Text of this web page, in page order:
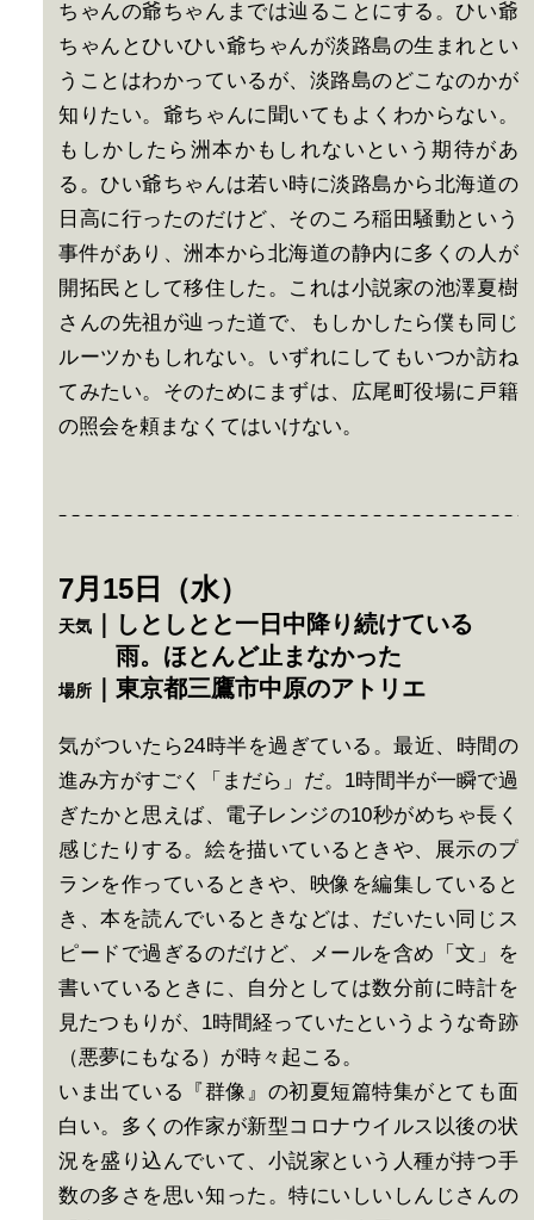
ちゃんの爺ちゃんまでは辿ることにする。ひい爺
ちゃんとひいひい爺ちゃんが淡路島の生まれとい
うことはわかっているが、淡路島のどこなのかが
知りたい。爺ちゃんに聞いてもよくわからない。
もしかしたら洲本かもしれないという期待があ
る。ひい爺ちゃんは若い時に淡路島から北海道の
日高に行ったのだけど、そのころ稲田騒動という
事件があり、洲本から北海道の静内に多くの人が
開拓民として移住した。これは小説家の池澤夏樹
さんの先祖が辿った道で、もしかしたら僕も同じ
ルーツかもしれない。いずれにしてもいつか訪ね
てみたい。そのためにまずは、広尾町役場に戸籍
の照会を頼まなくてはいけない。
7月15日（水）
天気
｜しとしとと一日中降り続けている
雨。ほとんど止まなかった
場所 ｜東京都三鷹市中原のアトリエ
気がついたら24時半を過ぎている。最近、時間の
進み方がすごく「まだら」だ。1時間半が一瞬で過
ぎたかと思えば、電子レンジの10秒がめちゃ長く
感じたりする。絵を描いているときや、展示のプ
ランを作っているときや、映像を編集していると
き、本を読んでいるときなどは、だいたい同じス
ピードで過ぎるのだけど、メールを含め「文」を
書いているときに、自分としては数分前に時計を
見たつもりが、1時間経っていたというような奇跡
（悪夢にもなる）が時々起こる。
いま出ている『群像』の初夏短篇特集がとても面
白い。多くの作家が新型コロナウイルス以後の状
況を盛り込んでいて、小説家という人種が持つ手
数の多さを思い知った。特にいしいしんじさんの